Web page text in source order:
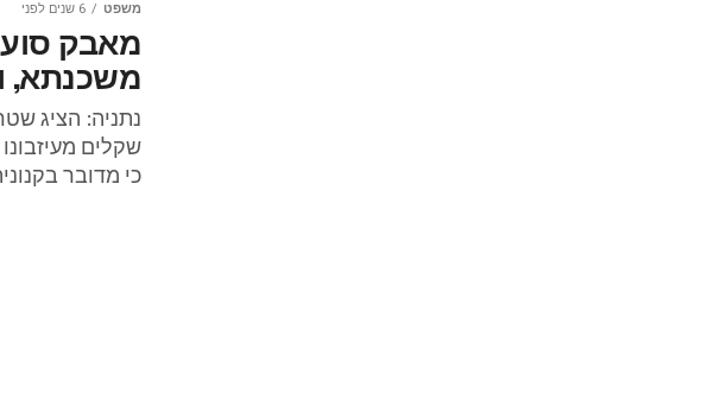
משפט 6 שנים לפני
מאבק
משכנתא, ו-540 אלף
נתניה: הציג
שקלים
כי מדובר